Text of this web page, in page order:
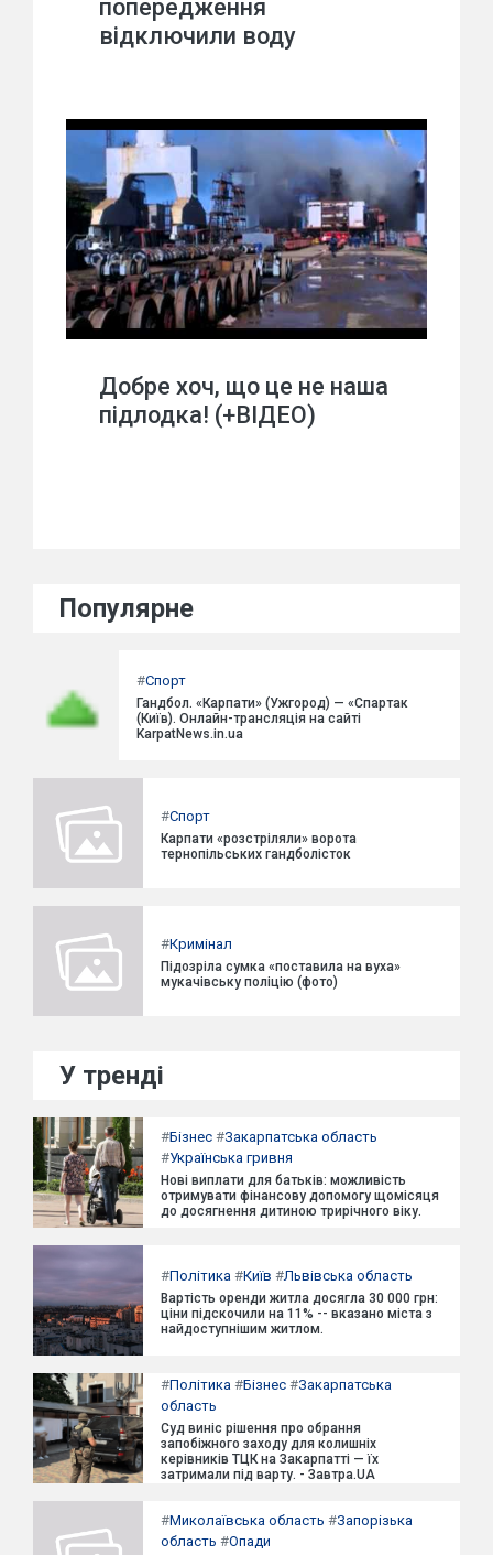
попередження
відключили воду
Добре хоч, що це не наша
підлодка! (+ВІДЕО)
Популярне
#Спорт
Гандбол. «Карпати» (Ужгород) — «Спартак
(Київ). Онлайн-трансляція на сайті
KarpatNews.in.ua
#Спорт
Карпати «розстріляли» ворота
тернопільських гандболісток
#Кримінал
Підозріла сумка «поставила на вуха»
мукачівську поліцію (фото)
У тренді
#Бізнес #Закарпатська область
#Українська гривня
Нові виплати для батьків: можливість
отримувати фінансову допомогу щомісяця
до досягнення дитиною трирічного віку.
#Політика #Київ #Львівська область
Вартість оренди житла досягла 30 000 грн:
ціни підскочили на 11% -- вказано міста з
найдоступнішим житлом.
#Політика #Бізнес #Закарпатська
область
Суд виніс рішення про обрання
запобіжного заходу для колишніх
керівників ТЦК на Закарпатті — їх
затримали під варту. - Завтра.UA
#Миколаївська область #Запорізька
область #Опади